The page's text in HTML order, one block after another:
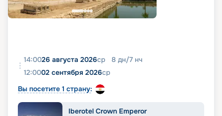
14:0026 августа 2026ср 8 дн/7 нч
12:0002 сентября 2026ср
Вы посетите 1 страну:
Iberotel Crown Emperor